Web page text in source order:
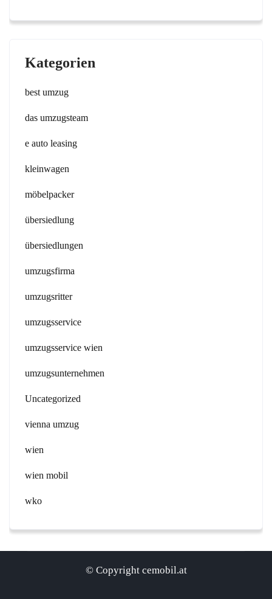
Kategorien
best umzug
das umzugsteam
e auto leasing
kleinwagen
möbelpacker
übersiedlung
übersiedlungen
umzugsfirma
umzugsritter
umzugsservice
umzugsservice wien
umzugsunternehmen
Uncategorized
vienna umzug
wien
wien mobil
wko
© Copyright cemobil.at